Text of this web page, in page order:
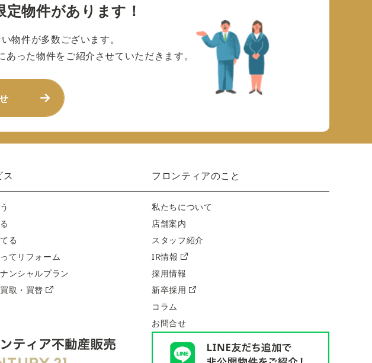
定物件があります！
物件が多数ございます。
った物件をご紹介させていただきます。
ス
る
てリフォーム
ンシャルプラン
取・買替
フロンティアのこと
私たちについて
店舗案内
スタッフ紹介
IR情報
採用情報
新卒採用
コラム
お問合せ